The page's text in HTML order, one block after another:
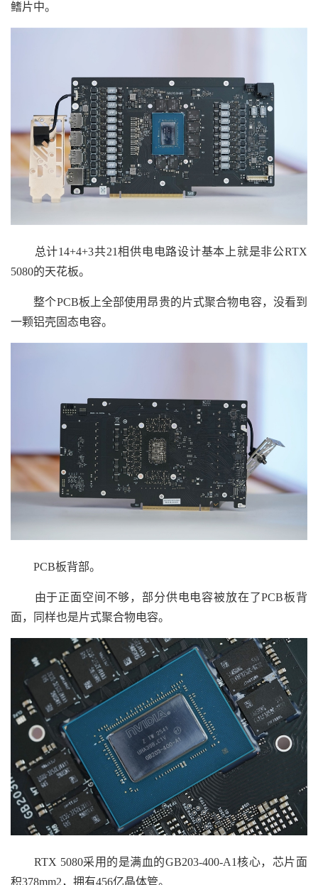
鳍片中。
总计14+4+3共21相供电电路设计基本上就是非公RTX
5080的天花板。
整个PCB板上全部使用昂贵的片式聚合物电容，没看到
一颗铝壳固态电容。
PCB板背部。
由于正面空间不够，部分供电电容被放在了PCB板背
面，同样也是片式聚合物电容。
RTX 5080采用的是满血的GB203-400-A1核心，芯片面
积378mm2，拥有456亿晶体管。